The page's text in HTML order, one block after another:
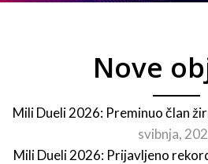
Nove
Mili Dueli 2026: Preminuo član
svibnja,
Mili Dueli 2026: Prijavljeno